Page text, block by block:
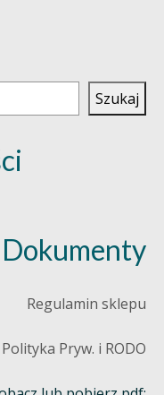
Szukaj
Dokumenty
Regulamin sklepu
Polityka Pryw. i RODO